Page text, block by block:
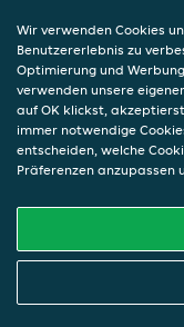
mit Lachs und
4,90 €
inkl. Pfand (0,00 €)
Sake Negi
mit Lachs und
inkl. Pfand (0,00 €)
Wir verwenden Cookies
Benutzererlebnis zu
Optimierung und
verwenden unsere
auf OK klickst,
immer notwendige
entscheiden, welche
Präferenzen anzupassen